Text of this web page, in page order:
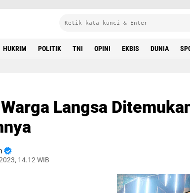
HUKRIM POLITIK TNI OPINI EKBIS DUNIA
Langsa
14.12 WIB